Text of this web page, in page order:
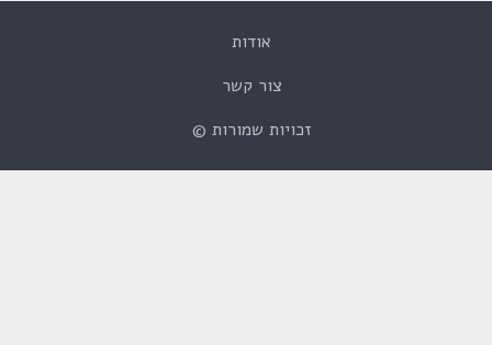
אודות
צור קשר
זכויות שמורות ©